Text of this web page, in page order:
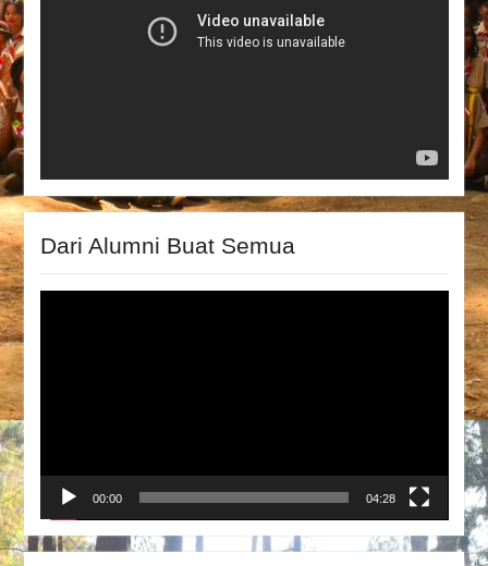
Dari Alumni Buat Semua
00:00 04:28